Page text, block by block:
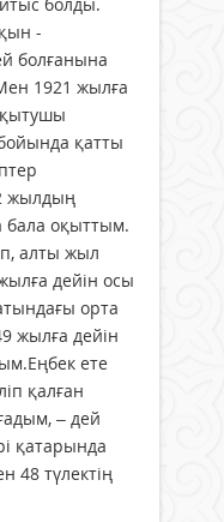
-
болғанына
1921 жылға
қатты
жылдың
бала оқыттым.
алты жыл
дейін осы
орта
жылға дейін
ете
қалған
– дей
қатарында
48 түлектің